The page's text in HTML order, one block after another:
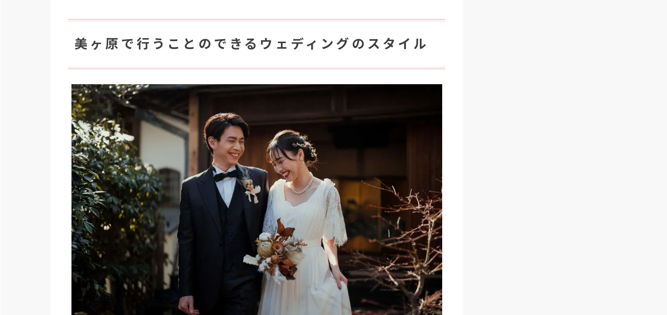
美ヶ原で行うことのできるウェディングのスタイル